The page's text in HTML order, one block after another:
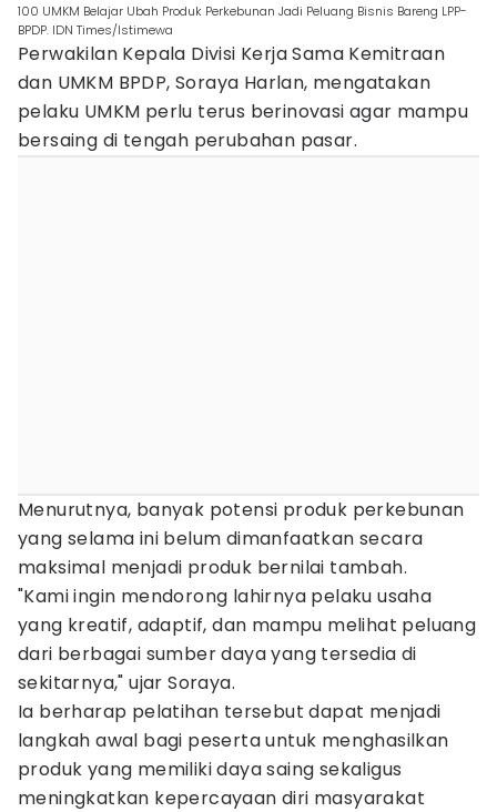
100 UMKM Belajar Ubah Produk Perkebunan Jadi Peluang Bisnis Bareng LPP-
BPDP. IDN Times/Istimewa
Perwakilan Kepala Divisi Kerja Sama Kemitraan
dan UMKM BPDP, Soraya Harlan, mengatakan
pelaku UMKM perlu terus berinovasi agar mampu
bersaing di tengah perubahan pasar.
Menurutnya, banyak potensi produk perkebunan
yang selama ini belum dimanfaatkan secara
maksimal menjadi produk bernilai tambah.
"Kami ingin mendorong lahirnya pelaku usaha
yang kreatif, adaptif, dan mampu melihat peluang
dari berbagai sumber daya yang tersedia di
sekitarnya," ujar Soraya.
Ia berharap pelatihan tersebut dapat menjadi
langkah awal bagi peserta untuk menghasilkan
produk yang memiliki daya saing sekaligus
meningkatkan kepercayaan diri masyarakat